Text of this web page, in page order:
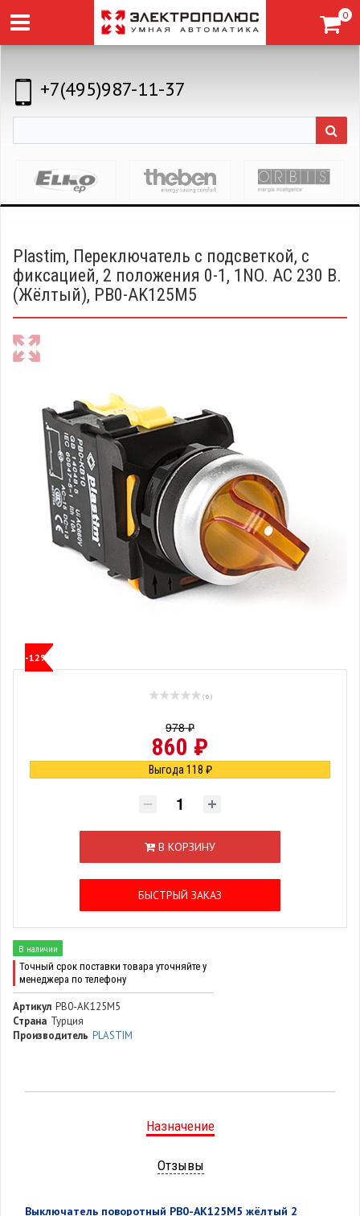
0
+7(495)987-11-37
Plastim, Переключатель с подсветкой, с
фиксацией, 2 положения 0-1, 1NO. AC 230 В.
(Жёлтый), PB0-AK125M5
-12%
( 0 )
978 ₽
860 ₽
Выгода 118 ₽
В КОРЗИНУ
БЫСТРЫЙ ЗАКАЗ
В наличии
Точный срок поставки товара уточняйте у
менеджера по телефону
Артикул PB0-AK125M5
Страна Турция
Производитель PLASTIM
Назначение
Отзывы
Выключатель поворотный PB0-AK125M5 жёлтый 2